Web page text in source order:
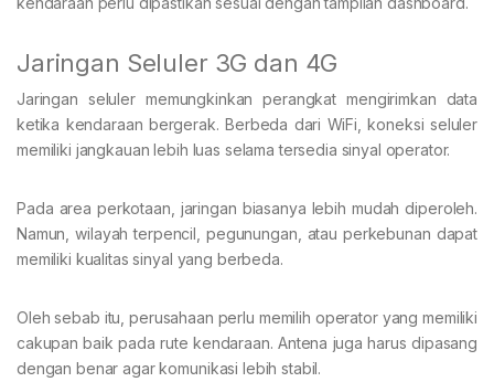
Jaringan Seluler 3G dan 4G
Jaringan seluler memungkinkan perangkat mengirimkan data
ketika kendaraan bergerak. Berbeda dari WiFi, koneksi seluler
memiliki jangkauan lebih luas selama tersedia sinyal operator.
Pada area perkotaan, jaringan biasanya lebih mudah diperoleh.
Namun, wilayah terpencil, pegunungan, atau perkebunan dapat
memiliki kualitas sinyal yang berbeda.
Oleh sebab itu, perusahaan perlu memilih operator yang memiliki
cakupan baik pada rute kendaraan. Antena juga harus dipasang
dengan benar agar komunikasi lebih stabil.